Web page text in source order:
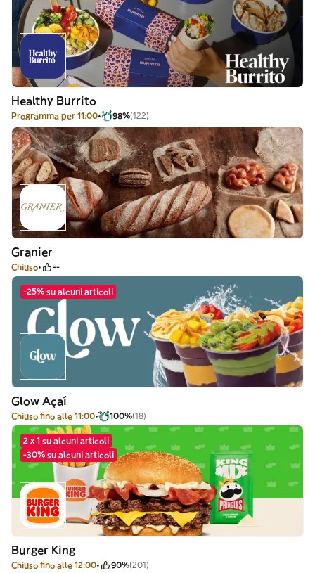
Healthy Burrito
Programma per 11:00 98%(122)
Granier
Chiuso --
-25% su alcuni articoli
Glow Açaí
Chiuso fino alle 11:00 100%(18)
2 x 1 su alcuni articoli
-30% su alcuni articoli
Burger King
Chiuso fino alle 12:00 90%(201)